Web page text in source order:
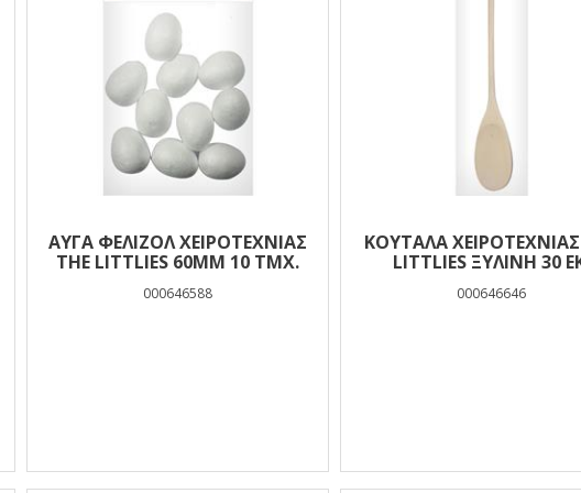
ΑΥΓΆ ΦΕΛΙΖΌΛ ΧΕΙΡΟΤΕΧΝΊΑΣ
THE LITTLIES 60MM 10 ΤΜΧ.
000646588
ΚΟΥΤΆΛΑ ΧΕΙΡΟΤΕΧΝΊΑΣ
LITTLIES ΞΎΛΙΝΗ 30
000646646